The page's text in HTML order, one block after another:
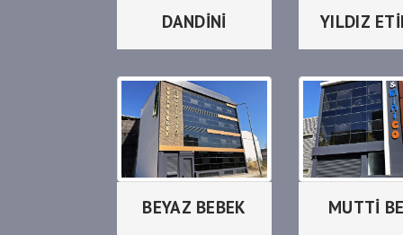
DANDİNİ YILDIZ
BEYAZ BEBEK MUTTİ